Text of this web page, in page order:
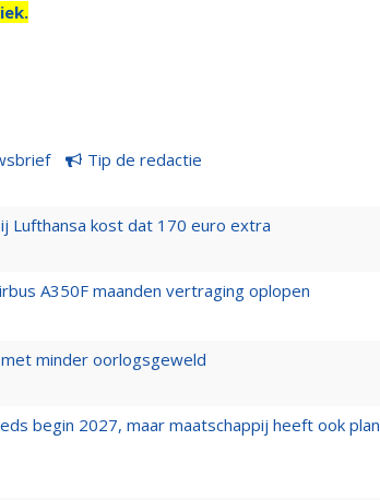
Tip de redactie
Lufthansa kost dat 170 euro extra
A350F maanden vertraging oplopen
minder oorlogsgeweld
begin 2027, maar maatschappij heeft ook plan